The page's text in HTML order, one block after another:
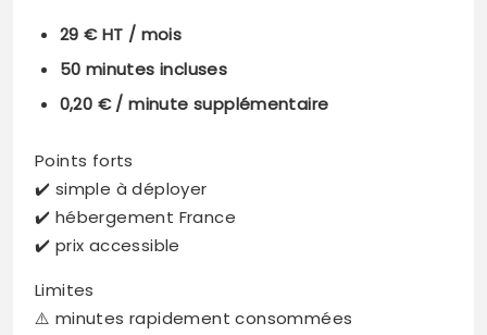
29 € HT / mois
50 minutes incluses
0,20 € / minute supplémentaire
Points forts
✔️ simple à déployer
✔️ hébergement France
✔️ prix accessible
Limites
⚠️ minutes rapidement consommées